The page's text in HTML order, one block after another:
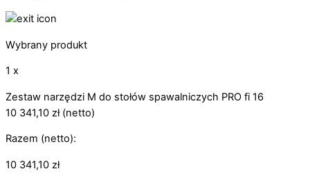
Wybrany produkt
1 x
Zestaw narzędzi M do stołów spawalniczych PRO fi 16
10 341,10 zł(netto)
Razem (netto):
10 341,10 zł